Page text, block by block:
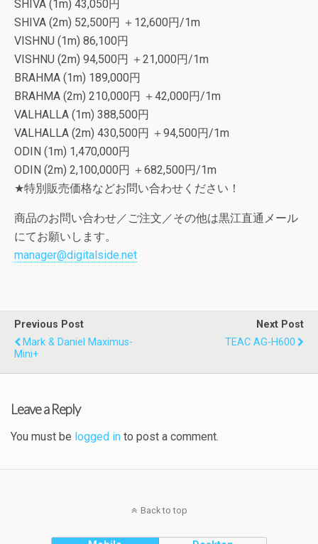
SHIVA (1m) 43,050円
SHIVA (2m) 52,500円 ＋12,600円/1m
VISHNU (1m) 86,100円
VISHNU (2m) 94,500円 ＋21,000円/1m
BRAHMA (1m) 189,000円
BRAHMA (2m) 210,000円 ＋42,000円/1m
VALHALLA (1m) 388,500円
VALHALLA (2m) 430,500円 ＋94,500円/1m
ODIN (1m) 1,470,000円
ODIN (2m) 2,100,000円 ＋682,500円/1m
★特別販売価格などお問い合わせください！
商品のお問い合わせ／ご注文／その他は黒江直通メール
にてお願いします。
manager@digitalside.net
Previous Post
Mark & Daniel Maximus-
Mini+
Next Post
TEAC AG-H600
Leave a Reply
You must be logged in to post a comment.
Back to top